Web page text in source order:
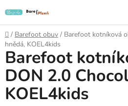
na
obsah
Domů
/ Barefoot obuv / Barefoot kotníková
hnědá, KOEL4kids
Barefoot
DON 2.0
KOEL4kids